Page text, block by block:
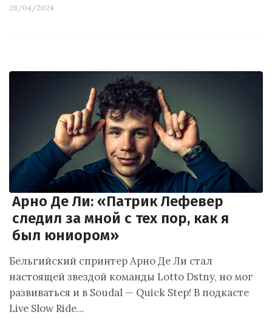
28/04/2024
Арно Де Ли: «Патрик Лефевер
следил за мной с тех пор, как я
был юниором»
Бельгийский спринтер Арно Де Ли стал
настоящей звездой команды Lotto Dstny, но мог
развиваться и в Soudal — Quick Step! В подкасте
Live Slow Ride…